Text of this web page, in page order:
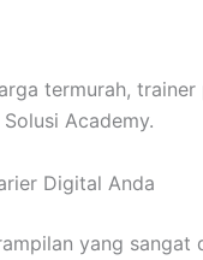
termurah, trainer
Academy.
Digital Anda
yang sangat